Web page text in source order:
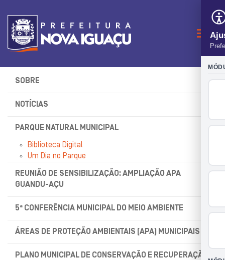
SOBRE
NOTÍCIAS
PARQUE NATURAL MUNICIPAL
Biblioteca Digital
Um Dia no Parque
REUNIÃO DE SENSIBILIZAÇÃO: AMPLIAÇÃO APA
GUANDU-AÇU
5ª CONFERÊNCIA MUNICIPAL DO MEIO AMBIENTE
ÁREAS DE PROTEÇÃO AMBIENTAIS (APA) MUNICIPAIS
PLANO MUNICIPAL DE CONSERVAÇÃO E RECUPERAÇÃO